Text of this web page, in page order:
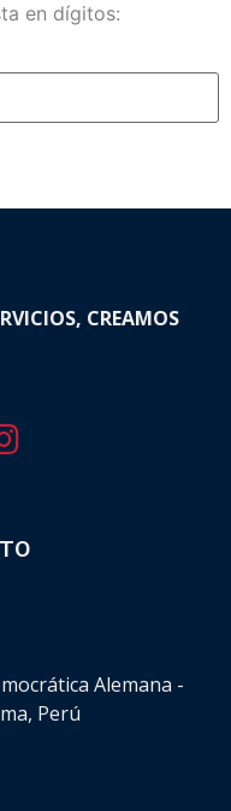
en dígitos:
CREAMOS
Alemana -
Perú